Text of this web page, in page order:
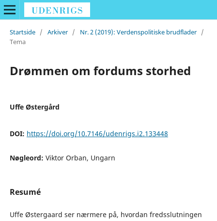
Startside / Arkiver / Nr. 2 (2019): Verdenspolitiske brudflader /
Tema
Drømmen om fordums storhed
Uffe Østergård
DOI: https://doi.org/10.7146/udenrigs.i2.133448
Nøgleord: Viktor Orban, Ungarn
Resumé
Uffe Østergaard ser nærmere på, hvordan fredsslutningen